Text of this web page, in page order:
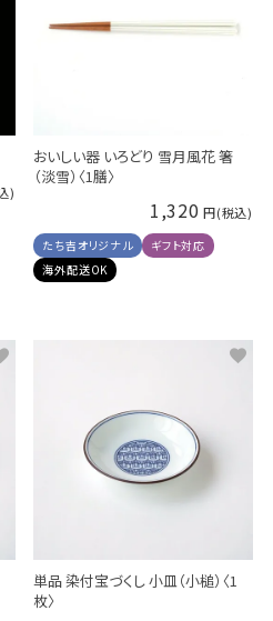
おいしい器 いろどり 雪月風花 箸
（淡雪）〈1膳〉
1,320
たち吉オリジナル
ギフト対応
海外配送OK
単品 染付宝づくし 小皿（小槌）〈1
枚〉